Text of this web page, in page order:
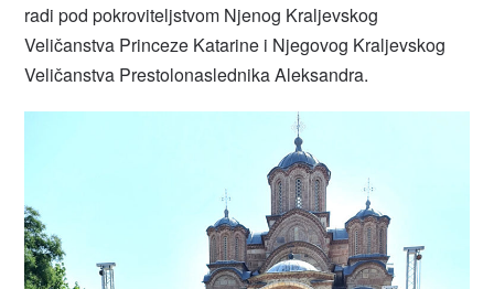
radi pod pokroviteljstvom Njenog Kraljevskog
Veličanstva Princeze Katarine i Njegovog Kraljevskog
Veličanstva Prestolonaslednika Aleksandra.